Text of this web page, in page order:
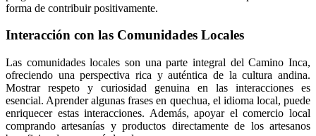
forma de contribuir positivamente.
Interacción con las Comunidades Locales
Las comunidades locales son una parte integral del Camino Inca,
ofreciendo una perspectiva rica y auténtica de la cultura andina.
Mostrar respeto y curiosidad genuina en las interacciones es
esencial. Aprender algunas frases en quechua, el idioma local, puede
enriquecer estas interacciones. Además, apoyar el comercio local
comprando artesanías y productos directamente de los artesanos